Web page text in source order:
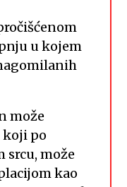
u kojem
može
koji po
srcu, može
kao